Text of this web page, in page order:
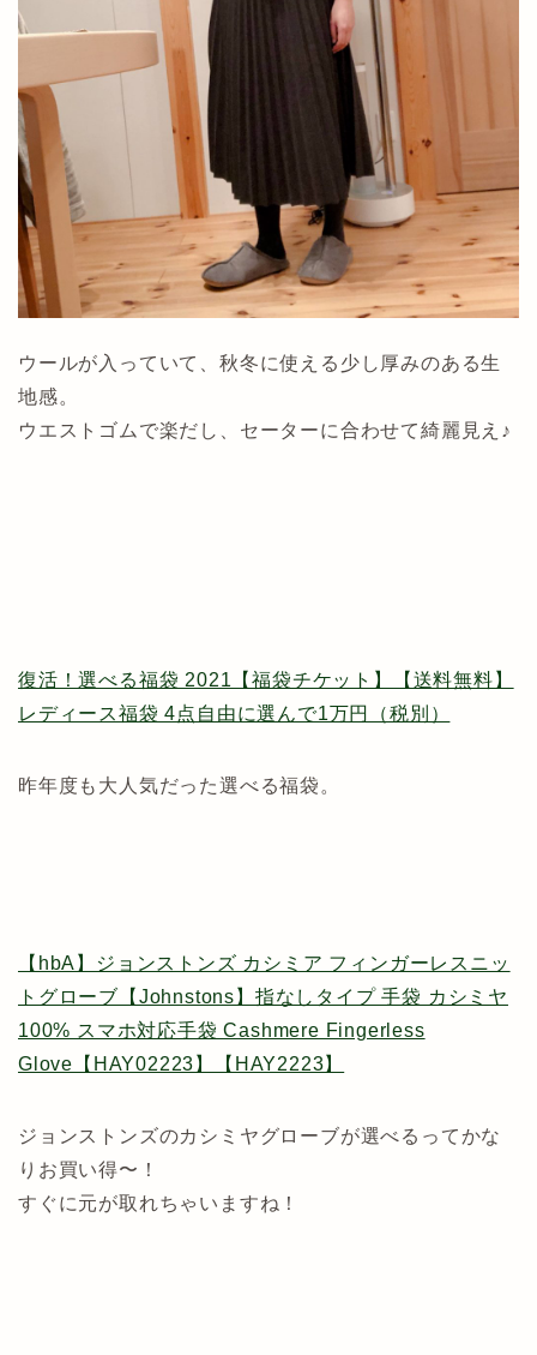
ウールが入っていて、秋冬に使える少し厚みのある生
地感。
ウエストゴムで楽だし、セーターに合わせて綺麗見え♪
復活！選べる福袋 2021【福袋チケット】【送料無料】
レディース福袋 4点自由に選んで1万円（税別）
昨年度も大人気だった選べる福袋。
【hbA】ジョンストンズ カシミア フィンガーレスニッ
トグローブ【Johnstons】指なしタイプ 手袋 カシミヤ
100% スマホ対応手袋 Cashmere Fingerless
Glove【HAY02223】【HAY2223】
ジョンストンズのカシミヤグローブが選べるってかな
りお買い得〜！
すぐに元が取れちゃいますね！